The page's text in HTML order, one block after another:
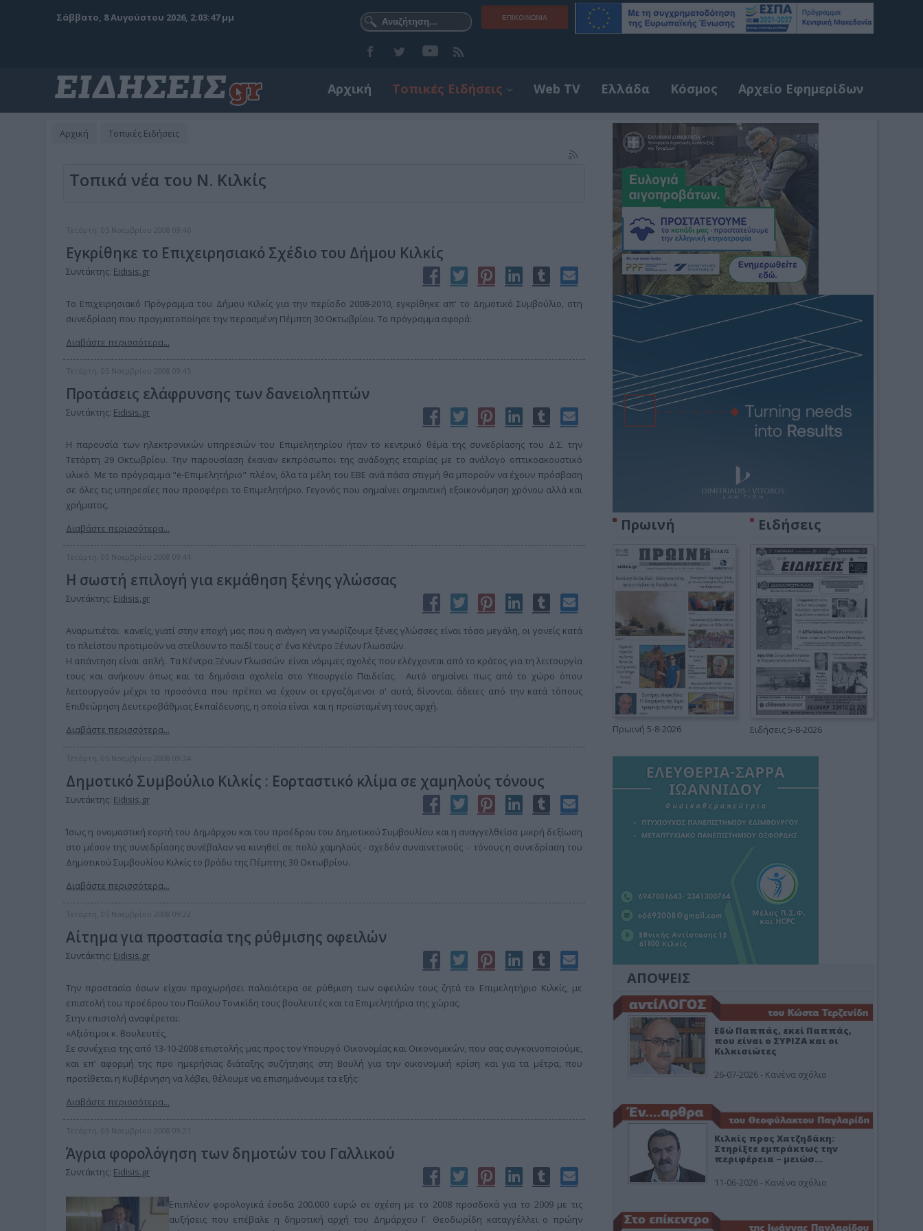
ΕΠΙΚΟΙΝΩΝΊΑ
Σάββατο, 8 Αυγούστου 2026, 2:03:48 μμ
Αρχική Τοπικές Ειδήσεις Web TV Ελλάδα Κόσμος Αρχείο Εφημερίδων
Αρχική Τοπικές Ειδήσεις
Τοπικά νέα του Ν. Κιλκίς
Τετάρτη, 05 Νοεμβρίου 2008 09:46
Εγκρίθηκε το Επιχειρησιακό Σχέδιο του Δήμου Κιλκίς
Συντάκτης: Eidisis.gr
Το Επιχειρησιακό Πρόγραμμα του Δήμου Κιλκίς για την περίοδο 2008-2010, εγκρίθηκε απ’ το Δημοτικό Συμβούλιο, στη
συνεδρίαση που πραγματοποίησε την περασμένη Πέμπτη 30 Οκτωβρίου. Το πρόγραμμα αφορά:
Διαβάστε περισσότερα...
Τετάρτη, 05 Νοεμβρίου 2008 09:45
Προτάσεις ελάφρυνσης των δανειοληπτών
Συντάκτης: Eidisis.gr
Η παρουσία των ηλεκτρονικών υπηρεσιών του Επιμελητηρίου ήταν το κεντρικό θέμα της συνεδρίασης του Δ.Σ. την
Τετάρτη 29 Οκτωβρίου. Την παρουσίαση έκαναν εκπρόσωποι της ανάδοχης εταιρίας με το ανάλογο οπτικοακουστικό
υλικό. Με το πρόγραμμα "e-Επιμελητήριο" πλέον, όλα τα μέλη του ΕΒΕ ανά πάσα στιγμή θα μπορούν να έχουν πρόσβαση
σε όλες τις υπηρεσίες που προσφέρει το Επιμελητήριο. Γεγονός που σημαίνει σημαντική εξοικονόμηση χρόνου αλλά και
χρήματος.
Διαβάστε περισσότερα...
Τετάρτη, 05 Νοεμβρίου 2008 09:44
Η σωστή επιλογή για εκμάθηση ξένης γλώσσας
Συντάκτης: Eidisis.gr
Αναρωτιέται κανείς, γιατί στην εποχή μας που η ανάγκη να γνωρίζουμε ξένες γλώσσες είναι τόσο μεγάλη, οι γονείς κατά
το πλείστον προτιμούν να στείλουν το παιδί τους σ' ένα Κέντρο Ξένων Γλωσσών.
Η απάντηση είναι απλή. Τα Κέντρα Ξένων Γλωσσών είναι νόμιμες σχολές που ελέγχονται από το κράτος για τη λειτουργία
τους και ανήκουν όπως και τα δημόσια σχολεία στο Υπουργείο Παιδείας. Αυτό σημαίνει πως από το χώρο όπου
λειτουργούν μέχρι τα προσόντα που πρέπει να έχουν οι εργαζόμενοι σ' αυτά, δίνονται άδειες από την κατά τόπους
Επιθεώρηση Δευτεροβάθμιας Εκπαίδευσης, η οποία είναι και η προϊσταμένη τους αρχή.
Διαβάστε περισσότερα...
Τετάρτη, 05 Νοεμβρίου 2008 09:24
Δημοτικό Συμβούλιο Κιλκίς : Εορταστικό κλίμα σε χαμηλούς τόνους
Συντάκτης: Eidisis.gr
Ίσως η ονομαστική εορτή του Δημάρχου και του προέδρου του Δημοτικού Συμβουλίου και η αναγγελθείσα μικρή δεξίωση
στο μέσον της συνεδρίασης συνέβαλαν να κινηθεί σε πολύ χαμηλούς - σχεδόν συναινετικούς - τόνους η συνεδρίαση του
Δημοτικού Συμβουλίου Κιλκίς το βράδυ της Πέμπτης 30 Οκτωβρίου.
Διαβάστε περισσότερα...
Τετάρτη, 05 Νοεμβρίου 2008 09:22
Αίτημα για προστασία της ρύθμισης οφειλών
Συντάκτης: Eidisis.gr
Την προστασία όσων είχαν προχωρήσει παλαιότερα σε ρύθμιση των οφειλών τους ζητά το Επιμελητήριο Κιλκίς, με
επιστολή του προέδρου του Παύλου Τονικίδη τους βουλευτές και τα Επιμελητήρια της χώρας.
Στην επιστολή αναφέρεται:
«Αξιότιμοι κ. Βουλευτές,
Σε συνέχεια της από 13-10-2008 επιστολής μας προς τον Υπουργό Οικονομίας και Οικονομικών, που σας συγκοινοποιούμε,
και επ’ αφορμή της προ ημερήσιας διάταξης συζήτησης στη Βουλή για την οικονομική κρίση και για τα μέτρα, που
προτίθεται η Κυβέρνηση να λάβει, θέλουμε να επισημάνουμε τα εξής:
Διαβάστε περισσότερα...
Τετάρτη, 05 Νοεμβρίου 2008 09:21
Άγρια φορολόγηση των δημοτών του Γαλλικού
Συντάκτης: Eidisis.gr
Επιπλέον φορολογικά έσοδα 200.000 ευρώ σε σχέση με το 2008 προσδοκά για το 2009 με τις
αυξήσεις που επέβαλε η δημοτική αρχή του Δημάρχου Γ. Θεοδωρίδη καταγγέλλει ο πρώην
Πρωινή
Πρωινή 5-8-2026
Ειδήσεις
Ειδήσεις 5-8-2026
ΑΠΟΨΕΙΣ
Εδώ Παππάς, εκεί Παππάς,
που είναι ο ΣΥΡΙΖΑ και οι
Κιλκισιώτες
26-07-2026 - Κανένα σχόλιο
Κιλκίς προς Χατζηδάκη:
Στηρίξτε εμπράκτως την
περιφέρεια – μειώσ…
11-06-2026 - Κανένα σχόλιο